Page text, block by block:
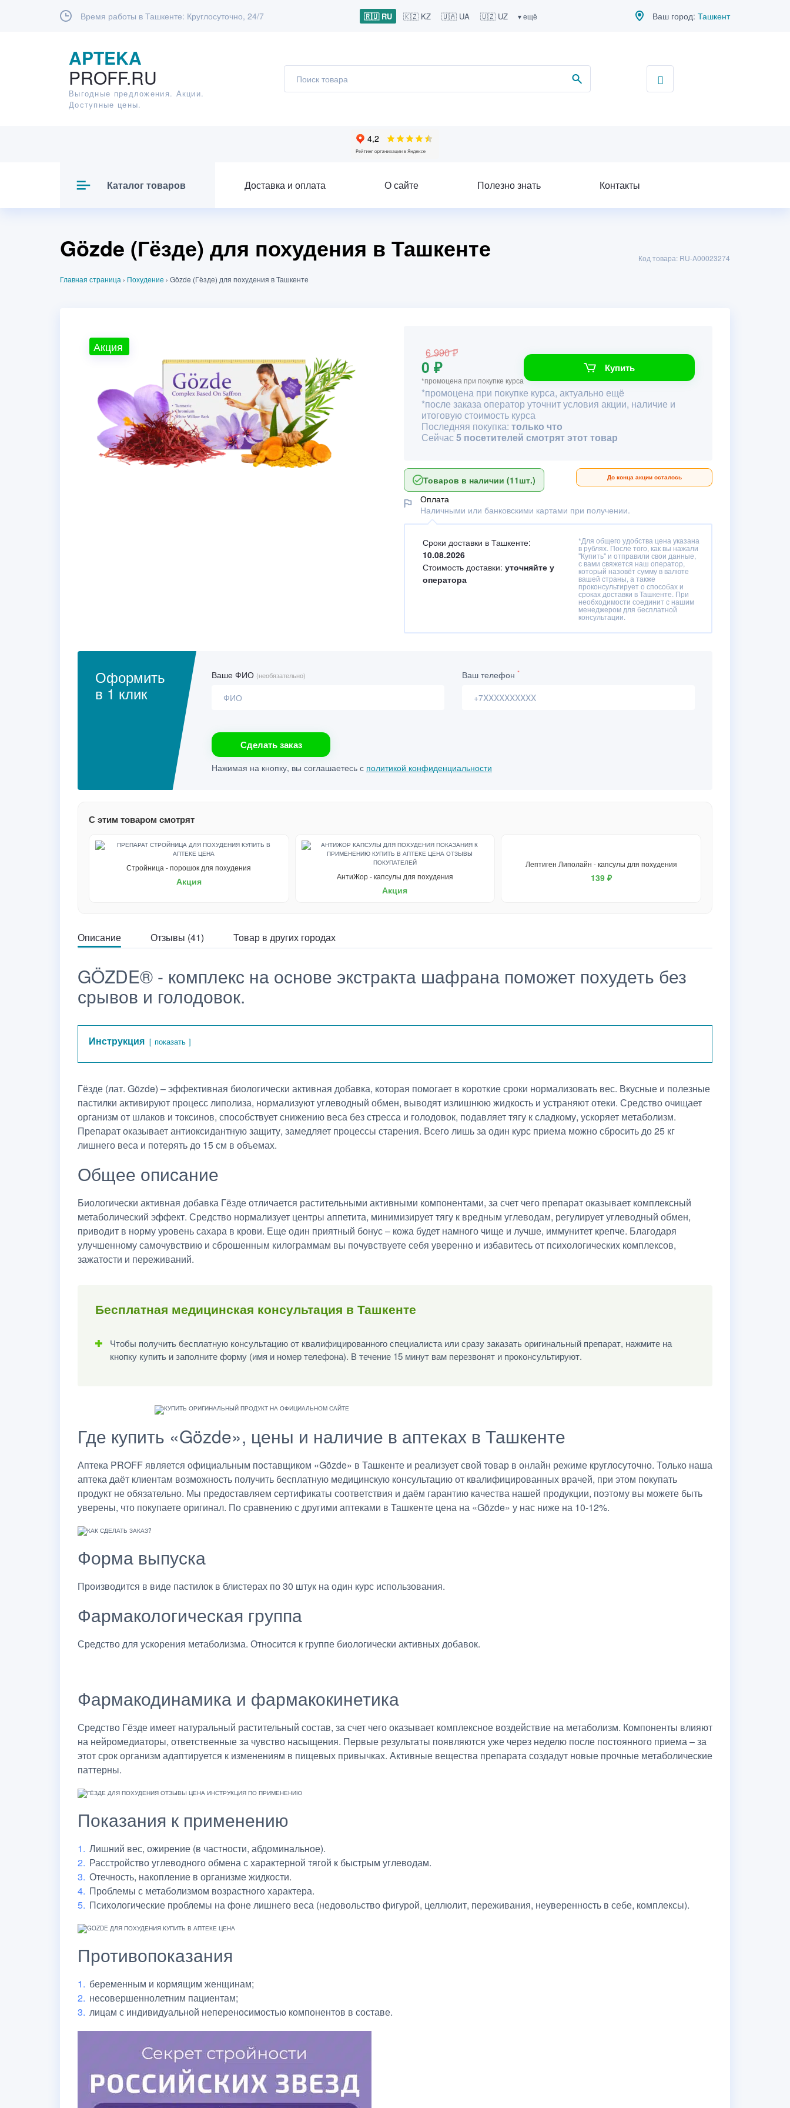
Время работы в Ташкенте: Круглосуточно, 24/7 🇷🇺 RU 🇰🇿 KZ 🇺🇦 UA 🇺🇿 UZ ▾ ещё Ваш город: Ташкент
APTEKA
PROFF.RU
Выгодные предложения. Акции.
Доступные цены.
Каталог товаров Доставка и оплата О сайте Полезно знать Контакты
Gözde (Гёзде) для похудения в Ташкенте
Главная страница › Похудение › Gözde (Гёзде) для похудения в Ташкенте
Код товара: RU-A00023274
Акция 6 990 ₽
0 ₽
*промоцена при покупке курса
Купить
*промоцена при покупке курса, актуально ещё
*после заказа оператор уточнит условия акции, наличие и
итоговую стоимость курса
Последняя покупка: только что
Сейчас5 посетителей смотрят этот товар
Товаров в наличии (11шт.) До конца акции осталось
Оплата
Наличными или банковскими картами при получении.
Сроки доставки в Ташкенте:
10.08.2026
Стоимость доставки: уточняйте у
оператора
*Для общего удобства цена указана
в рублях. После того, как вы нажали
"Купить" и отправили свои данные,
с вами свяжется наш оператор,
который назовёт сумму в валюте
вашей страны, а также
проконсультирует о способах и
сроках доставки в Ташкенте. При
необходимости соединит с нашим
менеджером для бесплатной
консультации.
Оформить
в 1 клик
Ваше ФИО (необязательно) Ваш телефон *
Сделать заказ
Нажимая на кнопку, вы соглашаетесь с политикой конфиденциальности
С этим товаром смотрят
Стройница - порошок для похудения
Акция АнтиЖор - капсулы для похудения
Акция
Лептиген Липолайн - капсулы для похудения
139 ₽
Описание Отзывы (41) Товар в других городах
GÖZDE® - комплекс на основе экстракта шафрана поможет похудеть без
срывов и голодовок.
Инструкция показать
Гёзде (лат. Gözde) – эффективная биологически активная добавка, которая помогает в короткие сроки нормализовать вес. Вкусные и полезные
пастилки активируют процесс липолиза, нормализуют углеводный обмен, выводят излишнюю жидкость и устраняют отеки. Средство очищает
организм от шлаков и токсинов, способствует снижению веса без стресса и голодовок, подавляет тягу к сладкому, ускоряет метаболизм.
Препарат оказывает антиоксидантную защиту, замедляет процессы старения. Всего лишь за один курс приема можно сбросить до 25 кг
лишнего веса и потерять до 15 см в объемах.
Общее описание
Биологически активная добавка Гёзде отличается растительными активными компонентами, за счет чего препарат оказывает комплексный
метаболический эффект. Средство нормализует центры аппетита, минимизирует тягу к вредным углеводам, регулирует углеводный обмен,
приводит в норму уровень сахара в крови. Еще один приятный бонус – кожа будет намного чище и лучше, иммунитет крепче. Благодаря
улучшенному самочувствию и сброшенным килограммам вы почувствуете себя уверенно и избавитесь от психологических комплексов,
зажатости и переживаний.
Бесплатная медицинская консультация в Ташкенте
Чтобы получить бесплатную консультацию от квалифицированного специалиста или сразу заказать оригинальный препарат, нажмите на
кнопку купить и заполните форму (имя и номер телефона). В течение 15 минут вам перезвонят и проконсультируют.
Где купить «Gözde», цены и наличие в аптеках в Ташкенте
Аптека PROFF является официальным поставщиком «Gözde» в Ташкенте и реализует свой товар в онлайн режиме круглосуточно. Только наша
аптека даёт клиентам возможность получить бесплатную медицинскую консультацию от квалифицированных врачей, при этом покупать
продукт не обязательно. Мы предоставляем сертификаты соответствия и даём гарантию качества нашей продукции, поэтому вы можете быть
уверены, что покупаете оригинал. По сравнению с другими аптеками в Ташкенте цена на «Gözde» у нас ниже на 10-12%.
Форма выпуска
Производится в виде пастилок в блистерах по 30 штук на один курс использования.
Фармакологическая группа
Средство для ускорения метаболизма. Относится к группе биологически активных добавок.
Фармакодинамика и фармакокинетика
Средство Гёзде имеет натуральный растительный состав, за счет чего оказывает комплексное воздействие на метаболизм. Компоненты влияют
на нейромедиаторы, ответственные за чувство насыщения. Первые результаты появляются уже через неделю после постоянного приема – за
этот срок организм адаптируется к изменениям в пищевых привычках. Активные вещества препарата создадут новые прочные метаболические
паттерны.
Показания к применению
Лишний вес, ожирение (в частности, абдоминальное).
Расстройство углеводного обмена с характерной тягой к быстрым углеводам.
Отечность, накопление в организме жидкости.
Проблемы с метаболизмом возрастного характера.
Психологические проблемы на фоне лишнего веса (недовольство фигурой, целлюлит, переживания, неуверенность в себе, комплексы).
Противопоказания
беременным и кормящим женщинам;
несовершеннолетним пациентам;
лицам с индивидуальной непереносимостью компонентов в составе.